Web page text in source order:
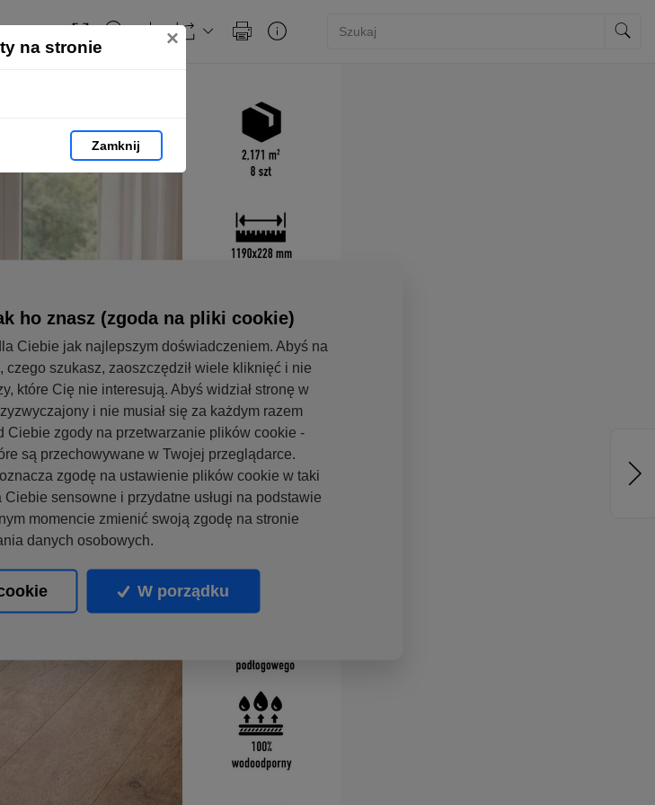
na stronie ×
Zamknij
ho znasz (zgoda na pliki cookie)
Ciebie jak najlepszym doświadczeniem. Abyś na
czego szukasz, zaoszczędził wiele kliknięć i nie
które Cię nie interesują. Abyś widział stronę w
i nie musiał się za każdym razem
Ciebie zgody na przetwarzanie plików cookie -
są przechowywane w Twojej przeglądarce.
zgodę na ustawienie plików cookie w taki
sensowne i przydatne usługi na podstawie
momencie zmienić swoją zgodę na stronie
danych osobowych.
W porządku